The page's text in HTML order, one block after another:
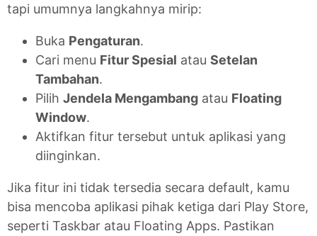
tapi umumnya langkahnya mirip:
Buka Pengaturan.
Cari menu Fitur Spesial atau Setelan
Tambahan.
Pilih Jendela Mengambang atau Floating
Window.
Aktifkan fitur tersebut untuk aplikasi yang
diinginkan.
Jika fitur ini tidak tersedia secara default, kamu
bisa mencoba aplikasi pihak ketiga dari Play Store,
seperti Taskbar atau Floating Apps. Pastikan